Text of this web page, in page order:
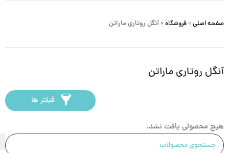
صفحه اصلی » فروشگاه » آنگل روتاری ماراتن
آنگل روتاری ماراتن
فیلتر ها
هیچ محصولی یافت نشد.